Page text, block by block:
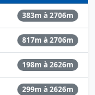
383m à 2706m
817m à 2706m
198m à 2626m
299m à 2626m